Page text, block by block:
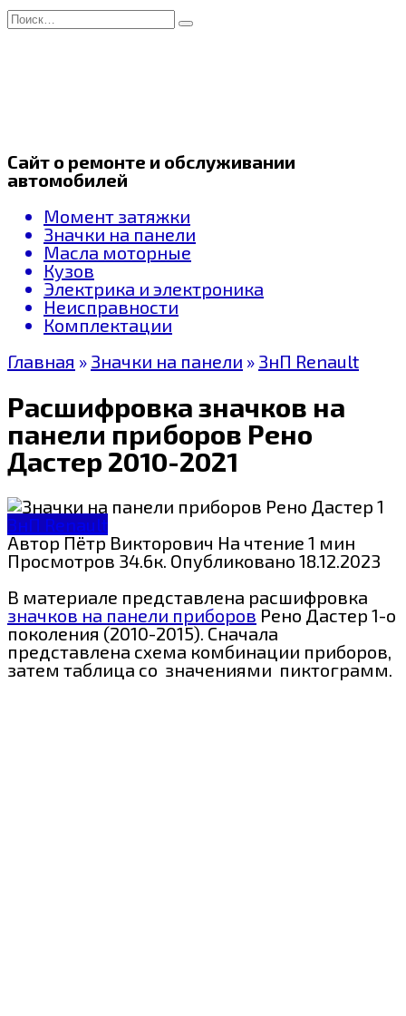
Перейти
к
Search
for:
Сайт о ремонте и обслуживании
автомобилей
Момент затяжки
Значки на панели
Масла моторные
Кузов
Электрика и электроника
Неисправности
Комплектации
Главная » Значки на панели » ЗнП Renault
Расшифровка значков на
панели приборов Рено
Дастер 2010-2021
ЗнП Renault
АвторПётр Викторович На чтение 1 мин
Просмотров 34.6к. Опубликовано 18.12.2023
В материале представлена расшифровка
значков на панели приборов Рено Дастер 1-о
поколения (2010-2015). Сначала
представлена схема комбинации приборов,
затем таблица со значениями пиктограмм.